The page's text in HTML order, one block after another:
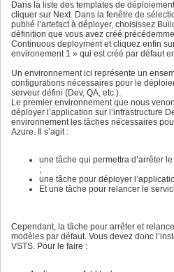
Dans la liste des templates de
cliquer sur Next. Dans la fenêtre de
publié l’artefact à déployer, choisissez
définition que vous avez créé
Continuous deployment et cliquez enfin
environement 1 » qui est créé par défaut
Un environnement ici représente un
configurations nécessaires pour le
serveur défini (Dev, QA, etc.).
Le premier environnement que nous
déployer l’application sur l’infrastructure
environnement les tâches nécessaires
Azure. Il s’agit :
une tâche qui permettra d’arrêter
;
une tâche pour déployer
Et une tâche pour relancer le
Cependant, la tâche pour arrêter et
modèles par défaut. Vous devez donc
VSTS. Pour le faire :